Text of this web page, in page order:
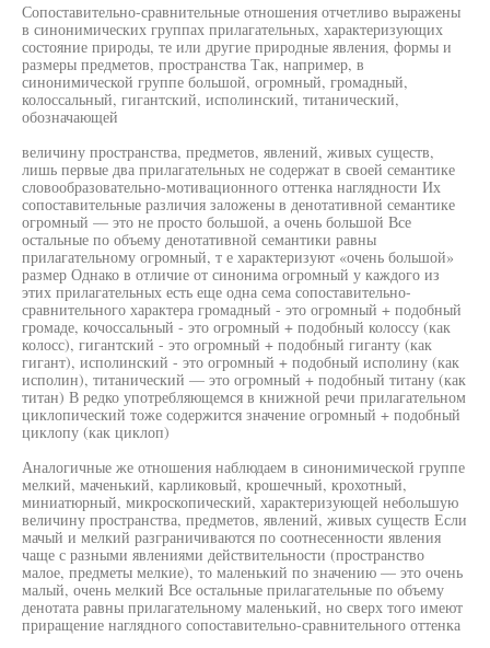
Сопоставительно-сравнительные отношения отчетливо выражены
в синонимических группах прилагательных, характеризующих
состояние природы, те или другие природные явления, формы и
размеры предметов, пространства Так, например, в
синонимической группе большой, огромный, громадный,
колоссальный, гигантский, исполинский, титанический,
обозначающей
величину пространства, предметов, явлений, живых существ,
лишь первые два прилагательных не содержат в своей семантике
словообразовательно-мотивационного оттенка наглядности Их
сопоставительные различия заложены в денотативной семантике
огромный — это не просто большой, а очень большой Все
остальные по объему денотативной семантики равны
прилагательному огромный, т е характеризуют «очень большой»
размер Однако в отличие от синонима огромный у каждого из
этих прилагательных есть еще одна сема сопоставительно-
сравнительного характера громадный - это огромный + подобный
громаде, кочоссальный - это огромный + подобный колоссу (как
колосс), гигантский - это огромный + подобный гиганту (как
гигант), исполинский - это огромный + подобный исполину (как
исполин), титанический — это огромный + подобный титану (как
титан) В редко употребляющемся в книжной речи прилагательном
циклопический тоже содержится значение огромный + подобный
циклопу (как циклоп)
Аналогичные же отношения наблюдаем в синонимической группе
мелкий, маченький, карликовый, крошечный, крохотный,
миниатюрный, микроскопический, характеризующей небольшую
величину пространства, предметов, явлений, живых существ Если
мачый и мелкий разграничиваются по соотнесенности явления
чаще с разными явлениями действительности (пространство
малое, предметы мелкие), то маленький по значению — это очень
малый, очень мелкий Все остальные прилагательные по объему
денотата равны прилагательному маленький, но сверх того имеют
приращение наглядного сопоставительно-сравнительного оттенка